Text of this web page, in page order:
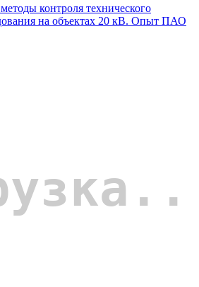
контроля технического
на объектах 20 кВ. Опыт ПАО